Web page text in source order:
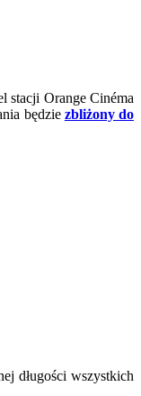
stacji Orange Cinéma
będzie zbliżony do
długości wszystkich